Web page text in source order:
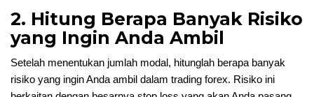
2. Hitung Berapa Banyak Risiko
yang Ingin Anda Ambil
Setelah menentukan jumlah modal, hitunglah berapa banyak
risiko yang ingin Anda ambil dalam trading forex. Risiko ini